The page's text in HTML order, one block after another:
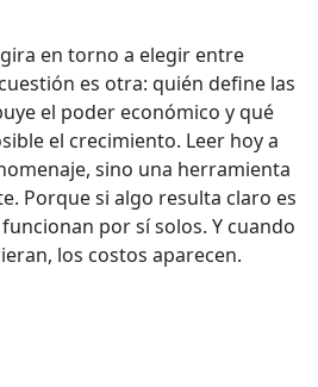
en torno a elegir entre
es otra: quién define las
el poder económico y qué
el crecimiento. Leer hoy a
sino una herramienta
Porque si algo resulta claro es
por sí solos. Y cuando
los costos aparecen.